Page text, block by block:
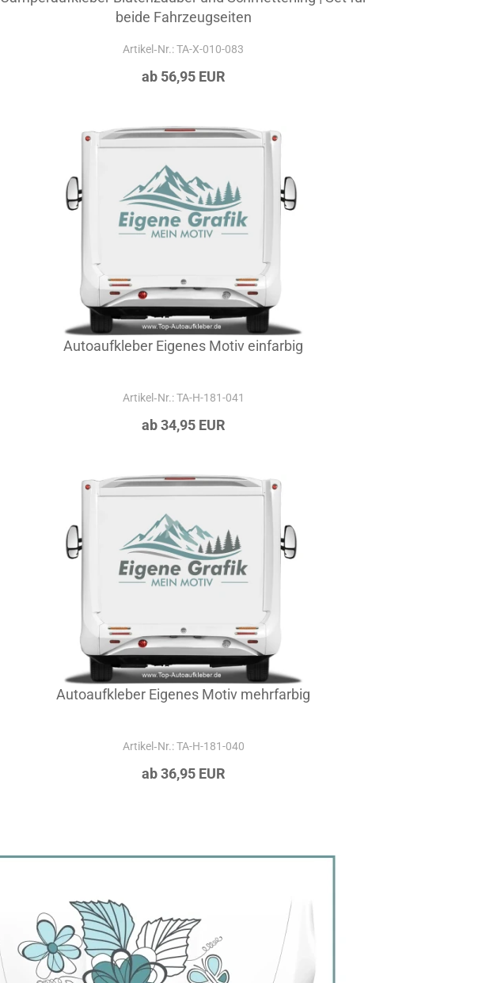
beide Fahrzeugseiten
Artikel‑Nr.: TA-X-010-083
ab 56,95 EUR
Autoaufkleber Eigenes Motiv einfarbig
Artikel‑Nr.: TA-H-181-041
ab 34,95 EUR
Autoaufkleber Eigenes Motiv mehrfarbig
Artikel‑Nr.: TA-H-181-040
ab 36,95 EUR